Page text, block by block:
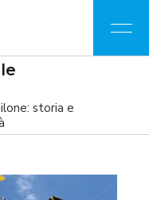
storia e